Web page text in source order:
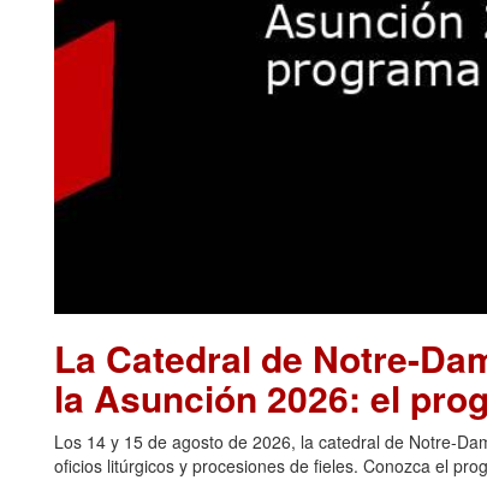
La Catedral de Notre-
la Asunción 2026: el
Los 14 y 15 de agosto de 2026, la catedral de Notre-
oficios litúrgicos y procesiones de fieles. Conozca el